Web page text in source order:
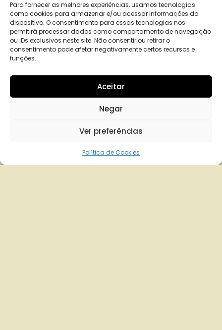
Para fornecer as melhores experiências, usamos tecnologias
como cookies para armazenar e/ou acessar informações do
dispositivo. O consentimento para essas tecnologias nos
permitirá processar dados como comportamento de navegação
ou IDs exclusivos neste site. Não consentir ou retirar o
consentimento pode afetar negativamente certos recursos e
funções.
Aceitar
Negar
Ver preferências
Política de Cookies